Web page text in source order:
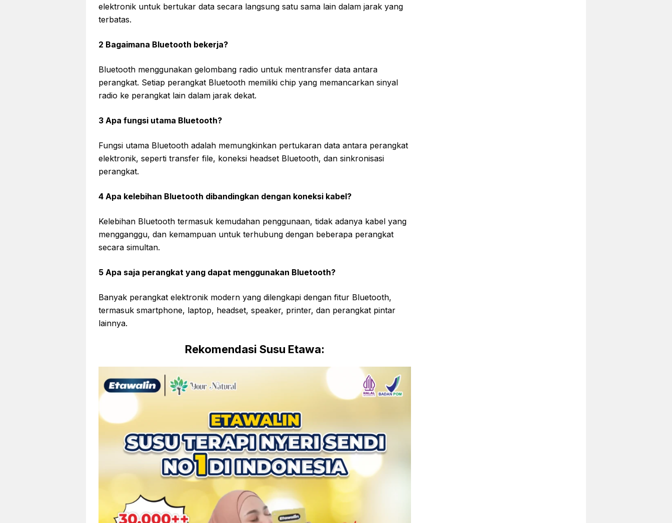
elektronik untuk bertukar data secara langsung satu sama lain dalam jarak yang
terbatas.
2 Bagaimana Bluetooth bekerja?
Bluetooth menggunakan gelombang radio untuk mentransfer data antara
perangkat. Setiap perangkat Bluetooth memiliki chip yang memancarkan sinyal
radio ke perangkat lain dalam jarak dekat.
3 Apa fungsi utama Bluetooth?
Fungsi utama Bluetooth adalah memungkinkan pertukaran data antara perangkat
elektronik, seperti transfer file, koneksi headset Bluetooth, dan sinkronisasi
perangkat.
4 Apa kelebihan Bluetooth dibandingkan dengan koneksi kabel?
Kelebihan Bluetooth termasuk kemudahan penggunaan, tidak adanya kabel yang
mengganggu, dan kemampuan untuk terhubung dengan beberapa perangkat
secara simultan.
5 Apa saja perangkat yang dapat menggunakan Bluetooth?
Banyak perangkat elektronik modern yang dilengkapi dengan fitur Bluetooth,
termasuk smartphone, laptop, headset, speaker, printer, dan perangkat pintar
lainnya.
Rekomendasi Susu Etawa: